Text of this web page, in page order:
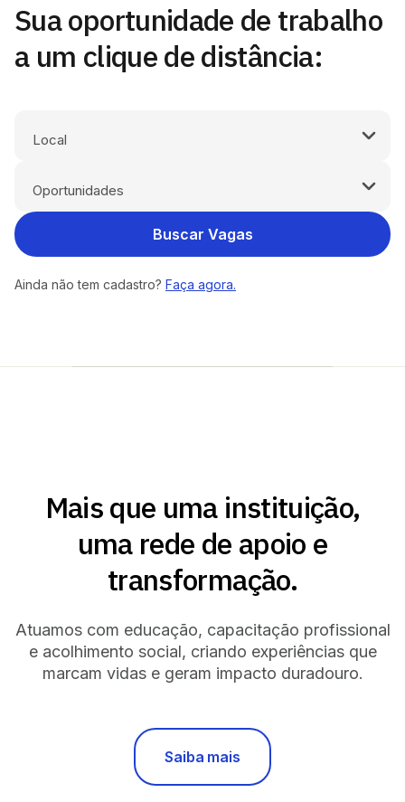
Sua oportunidade de trabalho
a um clique de distância:
Buscar Vagas
Ainda não tem cadastro? Faça agora.
Mais que uma instituição,
uma rede de apoio e
transformação.
Atuamos com educação, capacitação profissional
e acolhimento social, criando experiências que
marcam vidas e geram impacto duradouro.
Saiba mais